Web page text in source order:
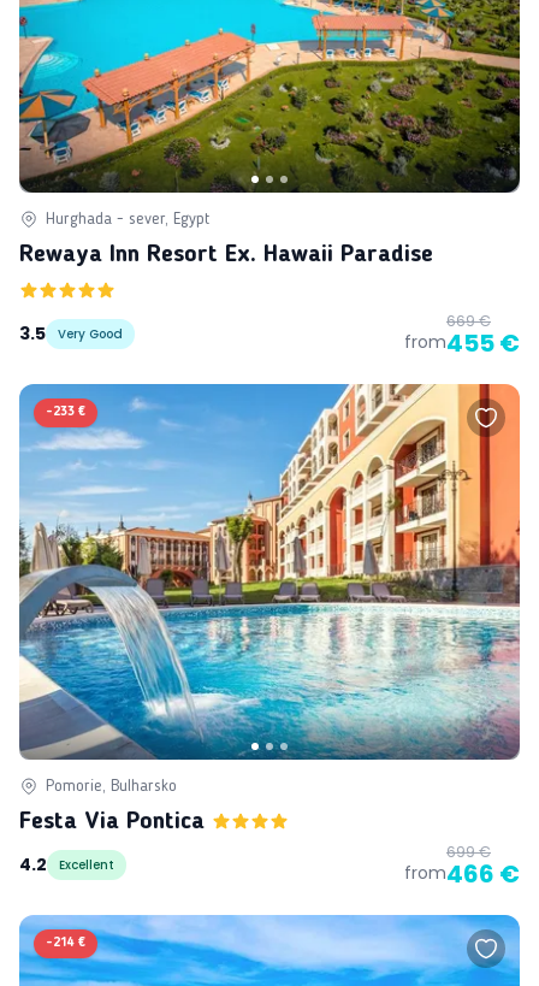
Hurghada - sever, Egypt
Rewaya Inn Resort Ex. Hawaii Paradise
3.5 Very Good from
669 €
455 €
-233 €
Pomorie, Bulharsko
Festa Via Pontica
4.2
Excellent from
699 €
466 €
-214 €